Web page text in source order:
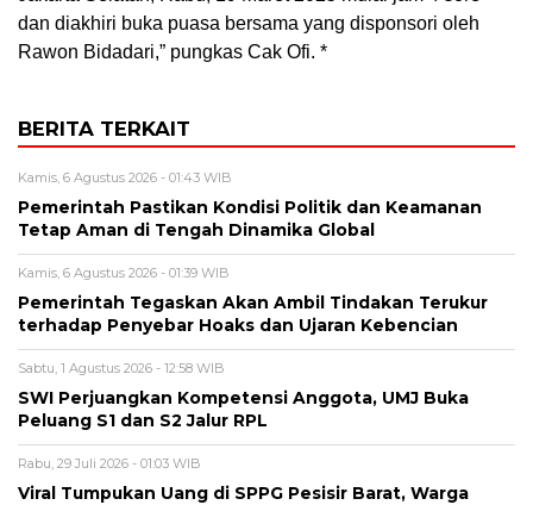
dan diakhiri buka puasa bersama yang disponsori oleh
Rawon Bidadari,” pungkas Cak Ofi. *
BERITA TERKAIT
Kamis, 6 Agustus 2026 - 01:43 WIB
Pemerintah Pastikan Kondisi Politik dan Keamanan
Tetap Aman di Tengah Dinamika Global
Kamis, 6 Agustus 2026 - 01:39 WIB
Pemerintah Tegaskan Akan Ambil Tindakan Terukur
terhadap Penyebar Hoaks dan Ujaran Kebencian
Sabtu, 1 Agustus 2026 - 12:58 WIB
SWI Perjuangkan Kompetensi Anggota, UMJ Buka
Peluang S1 dan S2 Jalur RPL
Rabu, 29 Juli 2026 - 01:03 WIB
Viral Tumpukan Uang di SPPG Pesisir Barat, Warga